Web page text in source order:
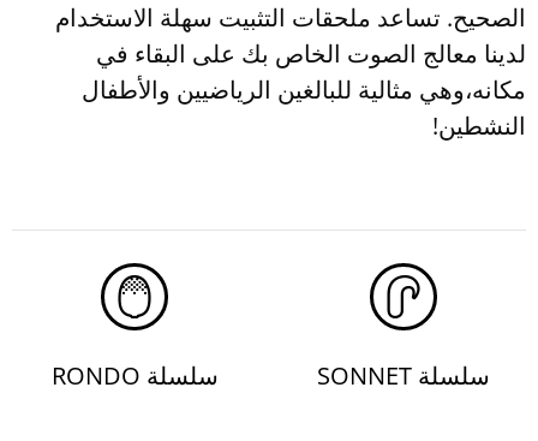
الصحيح. تساعد ملحقات التثبيت سهلة الاستخدام
لدينا معالج الصوت الخاص بك على البقاء في
مكانه،وهي مثالية للبالغين الرياضيين والأطفال
النشطين!
سلسلة SONNET سلسلة RONDO